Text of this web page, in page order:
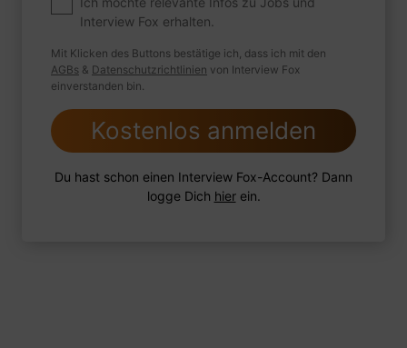
einem Generator und einem Alternator.
1 Beispiel Audio aufnehmen
Interview Fox erhalten.
Mit Klicken des Buttons bestätige ich, dass ich mit den
AGBs & Datenschutzrichtlinien von Interview Fox
einverstanden bin.
Kostenlos anmelden
Du hast schon einen Interview Fox-Account? Dann
logge Dich hierein.